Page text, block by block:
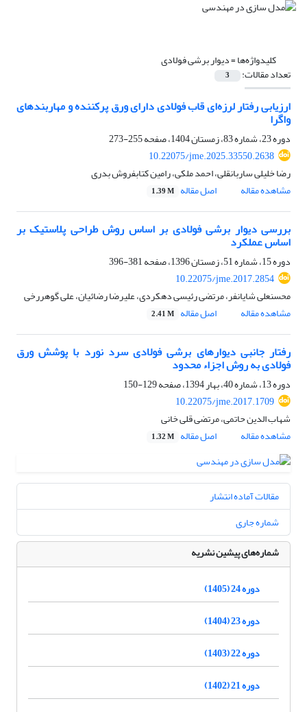
کلیدواژه‌ها =دیوار برشی فولادی
تعداد مقالات: 3
ارزیابی رفتار لرزه‌ای قاب فولادی دارای ورق پرکننده و مهاربندهای
واگرا
دوره 23، شماره 83، زمستان 1404، صفحه
255-273
10.22075/jme.2025.33550.2638
رضا خلیلی ساربانقلی، احمد ملکی، رامین کتابفروش بدری
مشاهده مقاله
اصل مقاله 1.39 M
بررسی دیوار برشی فولادی بر اساس روش طراحی پلاستیک بر
اساس عملکرد
دوره 15، شماره 51، زمستان 1396، صفحه
381-396
10.22075/jme.2017.2854
محسنعلی شایانفر، مرتضی رئیسی دهکردی، علیرضا رضائیان، علی گوهررخی
مشاهده مقاله
اصل مقاله 2.41 M
رفتار جانبی دیوارهای برشی فولادی سرد نورد با پوشش ورق
فولادی به روش اجزاء محدود
دوره 13، شماره 40، بهار 1394، صفحه
129-150
10.22075/jme.2017.1709
شهاب الدین حاتمی، مرتضی قلی خانی
مشاهده مقاله
اصل مقاله 1.32 M
مقالات آماده انتشار
شماره جاری
شماره‌های پیشین نشریه
دوره 24 (1405)
دوره 23 (1404)
دوره 22 (1403)
دوره 21 (1402)